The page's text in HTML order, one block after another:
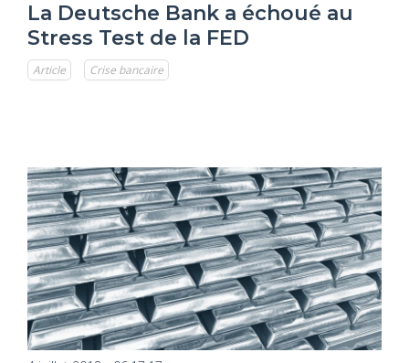
La Deutsche Bank a échoué au
Stress Test de la FED
Article Crise bancaire